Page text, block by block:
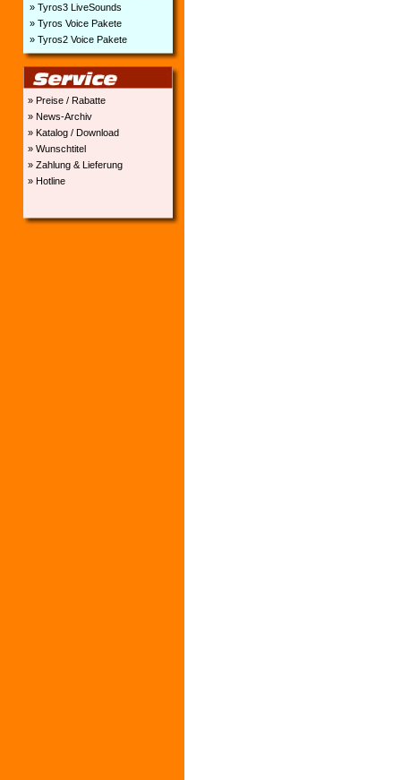
» Tyros3 LiveSounds
» Tyros Voice Pakete
» Tyros2 Voice Pakete
» Preise / Rabatte
» News-Archiv
» Katalog / Download
» Wunschtitel
» Zahlung & Lieferung
» Hotline